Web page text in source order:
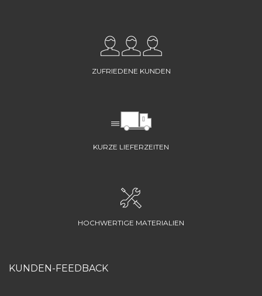
ZUFRIEDENE KUNDEN
KURZE LIEFERZEITEN
HOCHWERTIGE MATERIALIEN
KUNDEN-FEEDBACK